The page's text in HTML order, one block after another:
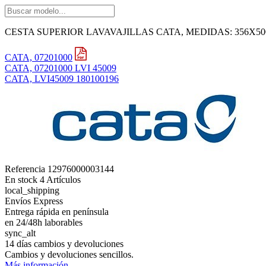
CESTA SUPERIOR LAVAVAJILLAS CATA, MEDIDAS:
CATA, 07201000
CATA, 07201000 LVI 45009
CATA, LVI45009 180100196
Referencia 12976000003144
En stock 4 Artículos
local_shipping
Envíos Express
Entrega rápida en península
en 24/48h laborables
sync_alt
14 días cambios y devoluciones
Cambios y devoluciones sencillos.